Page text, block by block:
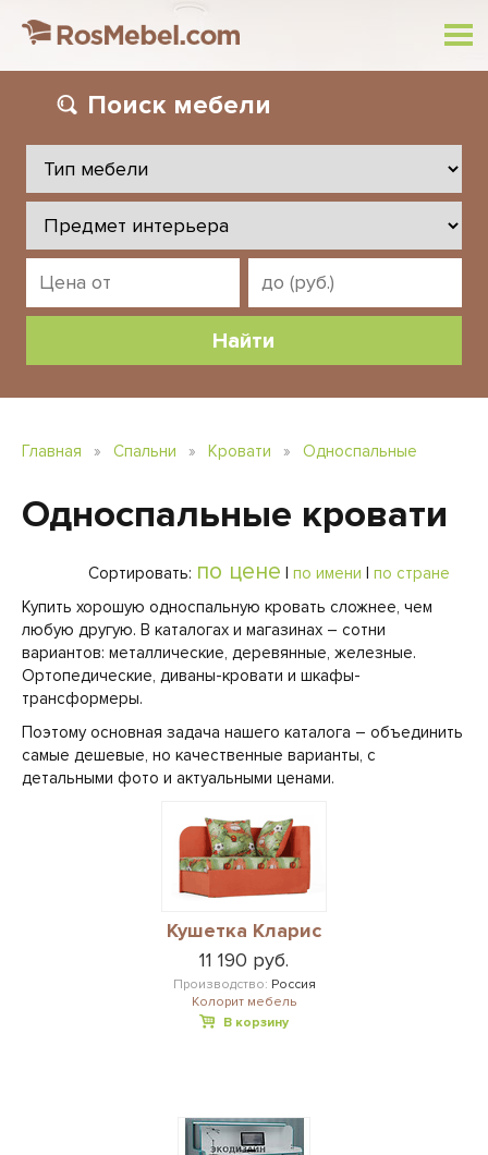
Поиск мебели
Главная » Спальни » Кровати » Односпальные
Односпальные кровати
Сортировать: по цене | по имени | по стране
Купить хорошую односпальную кровать сложнее, чем
любую другую. В каталогах и магазинах – сотни
вариантов: металлические, деревянные, железные.
Ортопедические, диваны-кровати и шкафы-
трансформеры.
Поэтому основная задача нашего каталога – объединить
самые дешевые, но качественные варианты, с
детальными фото и актуальными ценами.
Кушетка Кларис
11 190 руб.
Производство: Россия
Колорит мебель
В корзину